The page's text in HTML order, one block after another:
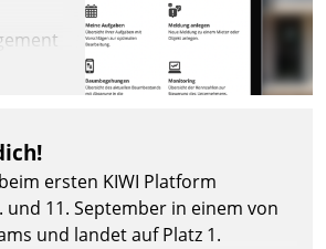
für
und
ersten KIWI Platform
und 11. September in einem von
und landet auf Platz 1.